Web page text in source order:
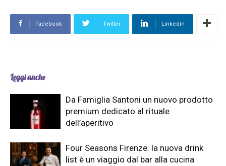
Facebook Twitter Linkedin
Leggi anche
Da Famiglia Santoni un nuovo prodotto
premium dedicato al rituale
dell’aperitivo
Four Seasons Firenze: la nuova drink
list è un viaggio dal bar alla cucina